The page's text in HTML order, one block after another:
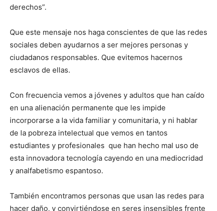
derechos”.
Que este mensaje nos haga conscientes de que las redes
sociales deben ayudarnos a ser mejores personas y
ciudadanos respon­sables. Que evitemos hacernos
esclavos de ellas.
Con frecuencia vemos a jóvenes y adultos que han caído
en una alienación permanente que les impide
incorporarse a la vida fami­liar y comunitaria, y ni hablar
de la pobreza intelectual que vemos en tantos
estudiantes y profesionales que han hecho mal uso de
esta innovadora tecnología cayendo en una mediocri­dad
y analfabetismo espantoso.
También encontramos personas que usan las redes para
hacer daño, y convirtiéndose en seres insensibles frente